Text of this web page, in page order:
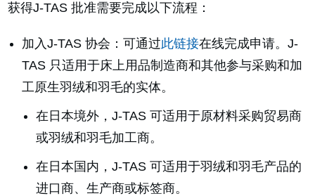
获得J-TAS 批准需要完成以下流程：
加入J-TAS 协会：可通过此链接在线完成申请。J-
TAS 只适用于床上用品制造商和其他参与采购和加
工原生羽绒和羽毛的实体。
在日本境外，J-TAS 可适用于原材料采购贸易商
或羽绒和羽毛加工商。
在日本国内，J-TAS 可适用于羽绒和羽毛产品的
进口商、生产商或标签商。